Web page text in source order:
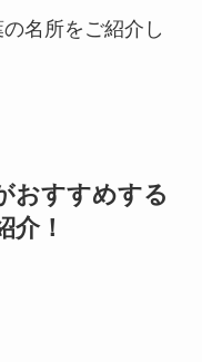
名所をご紹介し
おすすめする
介！